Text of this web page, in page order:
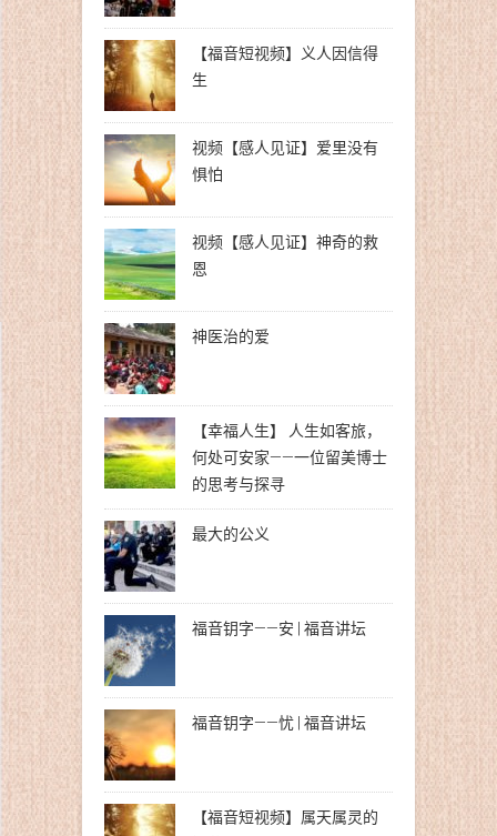
【福音短视频】义人因信得
生
视频【感人见证】爱里没有
惧怕
视频【感人见证】神奇的救
恩
神医治的爱
【幸福人生】 人生如客旅，
何处可安家——一位留美博士
的思考与探寻
最大的公义
福音钥字——安 | 福音讲坛
福音钥字——忧 | 福音讲坛
【福音短视频】属天属灵的